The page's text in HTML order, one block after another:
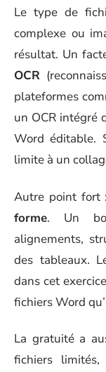
Le type de
complexe ou
résultat. Un
OCR
plateformes
un OCR intégré
Word éditable.
limite à un
Autre point fort
forme. Un
alignements,
des tableaux.
dans cet
fichiers Word
La gratuité a
fichiers